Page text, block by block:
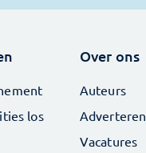
los
Over ons
Auteurs
Adverteren
Vacatures